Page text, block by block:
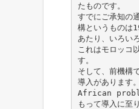
たものです。
すでにご承知の
構というものは
あたり、いろい
これはモロッコ
す。
そして、前機構
導入がありま
African
もって導入に至